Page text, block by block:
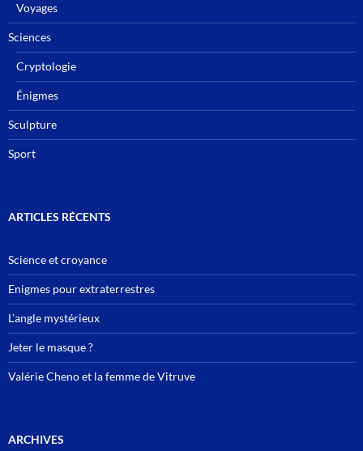
Voyages
Sciences
Cryptologie
Énigmes
Sculpture
Sport
ARTICLES RÉCENTS
Science et croyance
Enigmes pour extraterrestres
L’angle mystérieux
Jeter le masque ?
Valérie Cheno et la femme de Vitruve
ARCHIVES